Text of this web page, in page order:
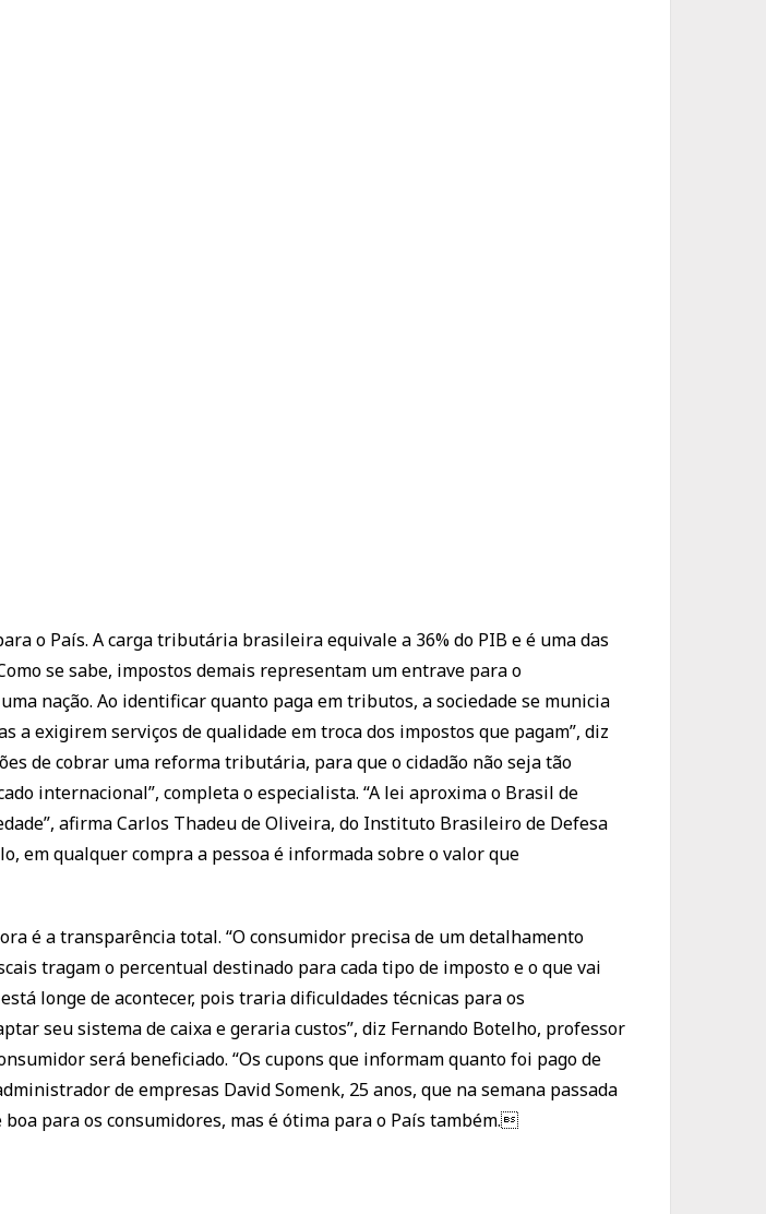
o País. A carga tributária brasileira equivale a 36% do PIB e é uma das
se sabe, impostos demais representam um entrave para o
nação. Ao identificar quanto paga em tributos, a sociedade se municia
a exigirem serviços de qualidade em troca dos impostos que pagam”, diz
de cobrar uma reforma tributária, para que o cidadão não seja tão
internacional”, completa o especialista. “A lei aproxima o Brasil de
afirma Carlos Thadeu de Oliveira, do Instituto Brasileiro de Defesa
em qualquer compra a pessoa é informada sobre o valor que
é a transparência total. “O consumidor precisa de um detalhamento
tragam o percentual destinado para cada tipo de imposto e o que vai
longe de acontecer, pois traria dificuldades técnicas para os
seu sistema de caixa e geraria custos”, diz Fernando Botelho, professor
será beneficiado. “Os cupons que informam quanto foi pago de
de empresas David Somenk, 25 anos, que na semana passada
para os consumidores, mas é ótima para o País também.